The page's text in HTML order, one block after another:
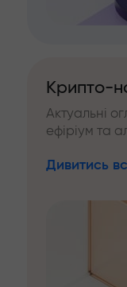
Крипто-
Актуальні
ефіріум та
Дивитись